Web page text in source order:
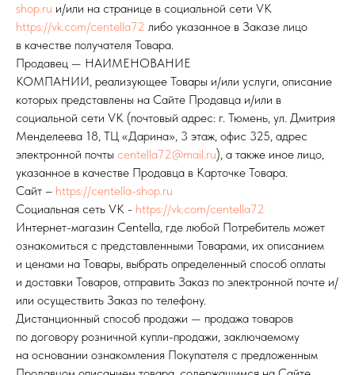
shop.ru и/или на странице в социальной сети VK
https://vk.com/centella72 либо указанное в Заказе лицо
в качестве получателя Товара.
Продавец — НАИМЕНОВАНИЕ
КОМПАНИИ, реализующее Товары и/или услуги, описание
которых представлены на Сайте Продавца и/или в
социальной сети VK (почтовый адрес: г. Тюмень, ул. Дмитрия
Менделеева 18, ТЦ «Дарина», 3 этаж, офис 325, адрес
электронной почты centella72@mail.ru), а также иное лицо,
указанное в качестве Продавца в Карточке Товара.
Сайт – https://centella-shop.ru
Социальная сеть VK - https://vk.com/centella72
Интернет-магазин Centella, где любой Потребитель может
ознакомиться с представленными Товарами, их описанием
и ценами на Товары, выбрать определенный способ оплаты
и доставки Товаров, отправить Заказ по электронной почте и/
или осуществить Заказ по телефону.
Дистанционный способ продажи — продажа товаров
по договору розничной купли-продажи, заключаемому
на основании ознакомления Покупателя с предложенным